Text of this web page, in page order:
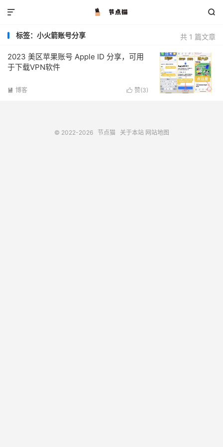


共 1 篇文章
标签：小火箭账号分享
2023 美区苹果账号 Apple ID 分享，可用
于下载VPN软件
 赞(3)
 博客
© 2022-2026 节点猫 关于本站 网站地图